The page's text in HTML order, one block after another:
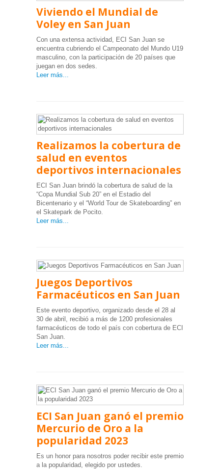
Viviendo el Mundial de
Voley en San Juan
Con una extensa actividad, ECI San Juan se
encuentra cubriendo el Campeonato del Mundo U19
masculino, con la participación de 20 países que
juegan en dos sedes.
Leer más...
Realizamos la cobertura de
salud en eventos
deportivos internacionales
ECI San Juan brindó la cobertura de salud de la
“Copa Mundial Sub 20” en el Estadio del
Bicentenario y el “World Tour de Skateboarding” en
el Skatepark de Pocito.
Leer más...
Juegos Deportivos
Farmacéuticos en San Juan
Este evento deportivo, organizado desde el 28 al
30 de abril, recibió a más de 1200 profesionales
farmacéuticos de todo el país con cobertura de ECI
San Juan.
Leer más...
ECI San Juan ganó el premio
Mercurio de Oro a la
popularidad 2023
Es un honor para nosotros poder recibir este premio
a la popularidad, elegido por ustedes.